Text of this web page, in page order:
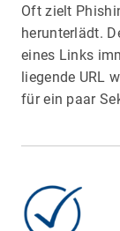
Oft zielt
herunterlädt.
eines Links
liegende URL
für ein paar